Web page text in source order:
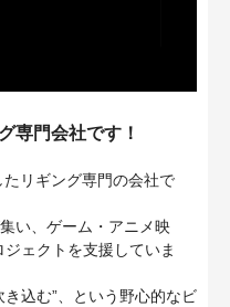
専門会社です！
リギング専門の会社で
い、ゲーム・アニメ映
ェクトを支援していま
込む”、という野心的なビ